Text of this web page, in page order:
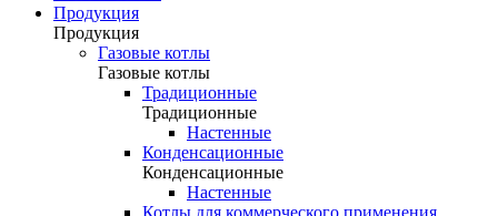
Продукция
Продукция
Газовые котлы
Газовые котлы
Традиционные
Традиционные
Настенные
Конденсационные
Конденсационные
Настенные
Котлы для коммерческого применения